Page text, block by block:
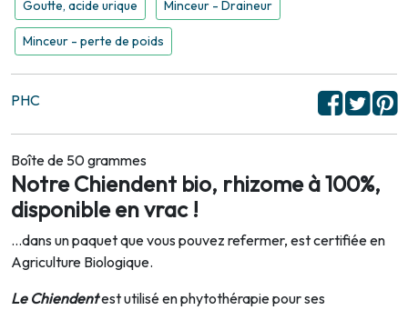
Goutte, acide urique Minceur - Draineur
Minceur - perte de poids
PHC
Boîte de 50 grammes
Notre Chiendent bio, rhizome à 100%,
disponible en vrac !
...dans un paquet que vous pouvez refermer, est certifiée en
Agriculture Biologique.
Le Chiendentest utilisé en phytothérapie pour ses